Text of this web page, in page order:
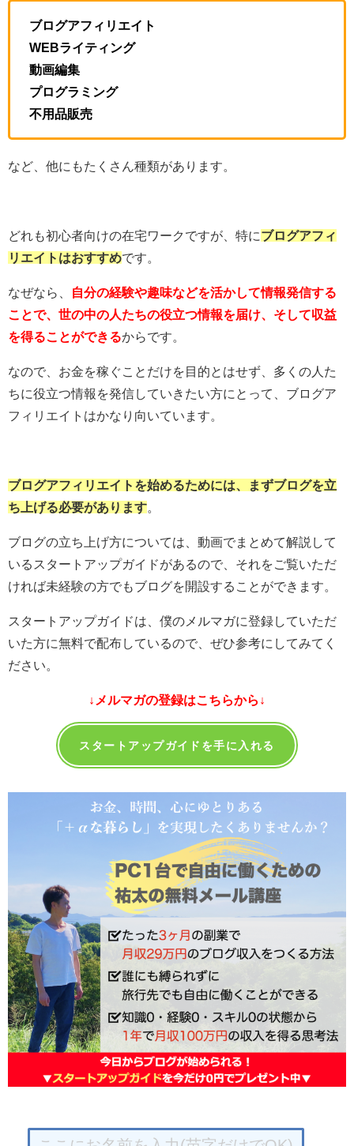
ブログアフィリエイト
WEBライティング
動画編集
プログラミング
不用品販売
など、他にもたくさん種類があります。
どれも初心者向けの在宅ワークですが、特にブログアフィ
リエイトはおすすめです。
なぜなら、
自分の経験や趣味などを活かして情報発信する
ことで、世の中の人たちの役立つ情報を届け、そして収益
を得ることができるからです。
なので、お金を稼ぐことだけを目的とはせず、多くの人た
ちに役立つ情報を発信していきたい方にとって、ブログア
フィリエイトはかなり向いています。
ブログアフィリエイトを始めるためには、まずブログを立
ち上げる必要があります
ブログの立ち上げ方については、動画でまとめて解説して
いるスタートアップガイドがあるので、それをご覧いただ
ければ未経験の方でもブログを開設することができます。
スタートアップガイドは、僕のメルマガに登録していただ
いた方に無料で配布しているので、ぜひ参考にしてみてく
ださい。
↓メルマガの登録はこちらから↓
スタートアップガイドを手に入れる